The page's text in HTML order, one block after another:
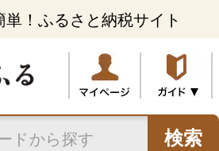
！ふるさと納税サイト
検索